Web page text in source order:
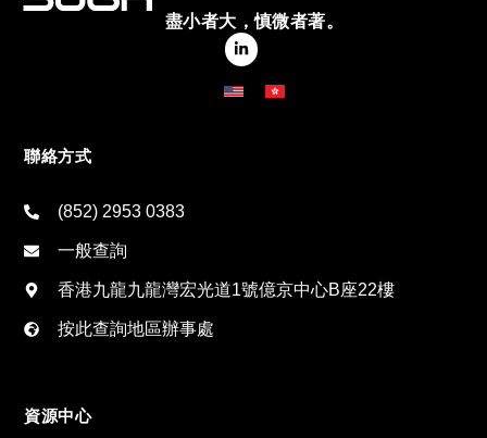
盡小者大，慎微者著。
聯絡方式
(852) 2953 0383
一般查詢
香港九龍九龍灣宏光道1號億京中心B座22樓
按此查詢地區辦事處
資源中心